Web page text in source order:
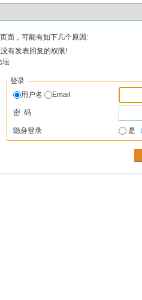
面，可能有如下几个原因:
有发表回复的权限!
坛
登录
用户名
Email
密 码
隐身登录 是